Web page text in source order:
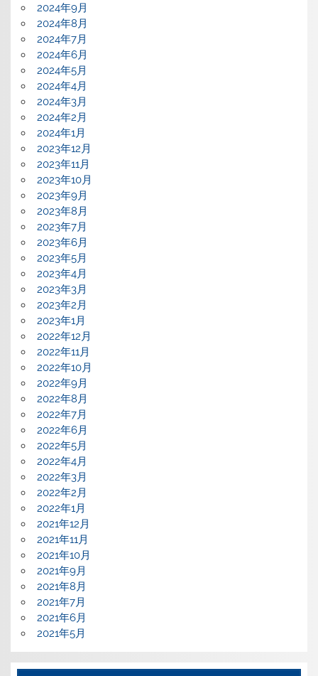
2024年9月
2024年8月
2024年7月
2024年6月
2024年5月
2024年4月
2024年3月
2024年2月
2024年1月
2023年12月
2023年11月
2023年10月
2023年9月
2023年8月
2023年7月
2023年6月
2023年5月
2023年4月
2023年3月
2023年2月
2023年1月
2022年12月
2022年11月
2022年10月
2022年9月
2022年8月
2022年7月
2022年6月
2022年5月
2022年4月
2022年3月
2022年2月
2022年1月
2021年12月
2021年11月
2021年10月
2021年9月
2021年8月
2021年7月
2021年6月
2021年5月